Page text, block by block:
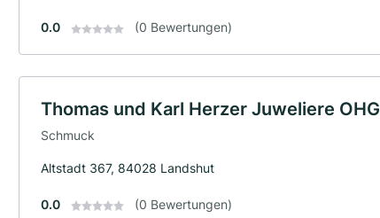
0.0 (0 Bewertungen)
Thomas und Karl Herzer Juweliere OHG
Schmuck
Altstadt 367, 84028 Landshut
0.0 (0 Bewertungen)